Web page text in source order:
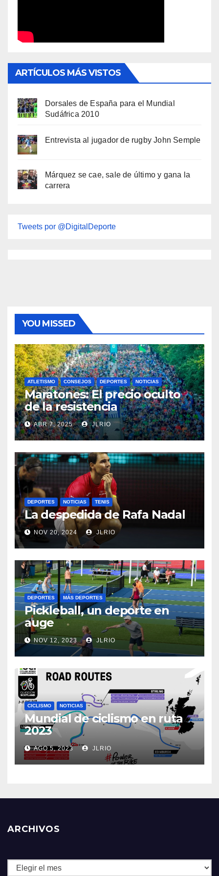
ARTÍCULOS MÁS VISTOS
Dorsales de España para el Mundial
Sudáfrica 2010
Entrevista al jugador de rugby John Semple
Márquez se cae, sale de último y gana la
carrera
Tweets por @DigitalDeporte
YOU MISSED
ATLETISMO CONSEJOS DEPORTES NOTICIAS
Maratones: El precio oculto
de la resistencia
ABR 7, 2025 JLRIO
DEPORTES NOTICIAS TENIS
La despedida de Rafa Nadal
NOV 20, 2024 JLRIO
DEPORTES MÁS DEPORTES
Pickleball, un deporte en
auge
NOV 12, 2023 JLRIO
CICLISMO NOTICIAS
Mundial de ciclismo en ruta
2023
AGO 5, 2023 JLRIO
ARCHIVOS
Archivos